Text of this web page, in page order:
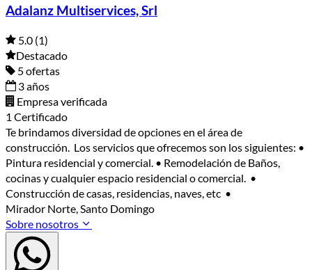
Adalanz Multiservices, Srl
5.0 (1)
Destacado
5 ofertas
3 años
Empresa verificada
1 Certificado
Te brindamos diversidad de opciones en el área de
construcción. Los servicios que ofrecemos son los siguientes: •
Pintura residencial y comercial. • Remodelación de Baños,
cocinas y cualquier espacio residencial o comercial. •
Construcción de casas, residencias, naves, etc •
Mirador Norte, Santo Domingo
Sobre nosotros